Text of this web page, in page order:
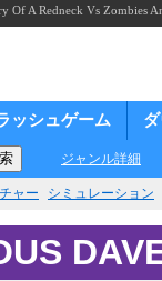
Of A Redneck Vs Zombies
ッシュゲーム
ジャンル詳細
ャー シミュレーション